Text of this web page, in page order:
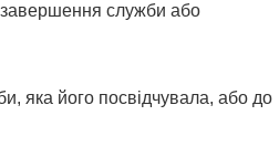
завершення служби або
яка його посвідчувала, або до